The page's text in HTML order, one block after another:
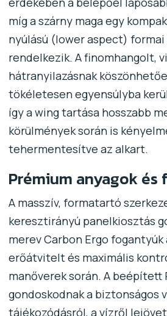
míg a szárny maga egy
nyúlású (lower aspect) formai
rendelkezik. A finomhangolt,
hátranyilazásnak
tökéletesen egyensúlyba
így a wing tartása hosszabb
körülmények során is
tehermentesítve az alkart.
Prémium anyagok
A masszív, formatartó
keresztirányú panelkiosztás
merev Carbon Ergo fogantyúk
erőátvitelt és maximális
manőverek során. A beépített
gondoskodnak a biztonságos
tájékozódásról, a vízről